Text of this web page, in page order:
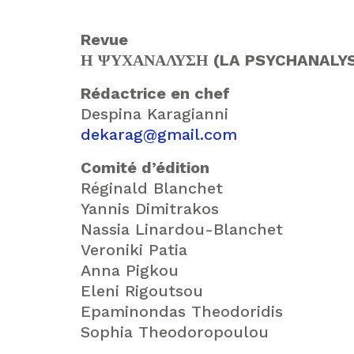
Revue
Η ΨΥΧΑΝΑΛΥΣΗ (LA
Rédactrice en chef
Despina Karagianni
dekarag@gmail.com
Comité d’édition
Réginald Blanchet
Yannis Dimitrakos
Nassia Linardou-Blanchet
Veroniki Patia
Anna Pigkou
Eleni Rigoutsou
Epaminondas Theodoridis
Sophia Theodoropoulou